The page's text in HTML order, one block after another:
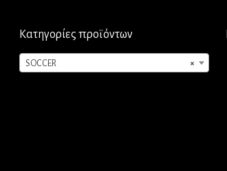
Κατηγορίες προϊόντων
×
SOCCER